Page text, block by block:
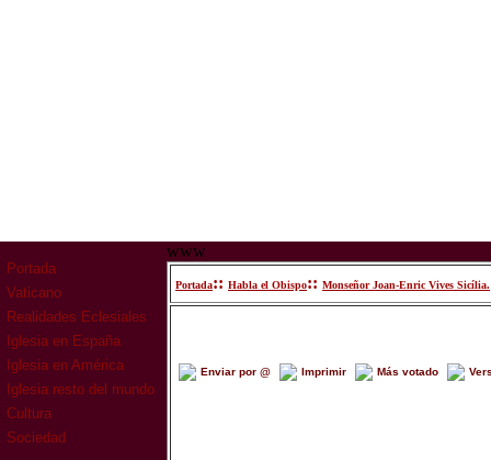
Portada
Vaticano
Realidades Eclesiales
Iglesia en España
Iglesia en América
Iglesia resto del mundo
Cultura
Sociedad
www
Portada:: Habla el Obispo:: Monseñor Joan-Enric Vives Sicília.
Enviar por @ Imprimir Más votado